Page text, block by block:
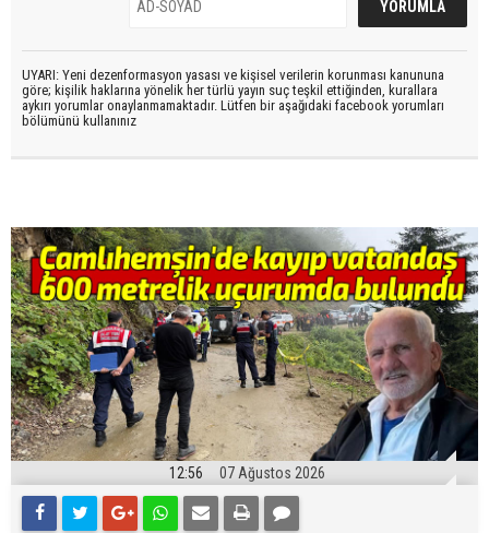
UYARI: Yeni dezenformasyon yasası ve kişisel verilerin korunması kanununa
göre; kişilik haklarına yönelik her türlü yayın suç teşkil ettiğinden, kurallara
aykırı yorumlar onaylanmamaktadır. Lütfen bir aşağıdaki facebook yorumları
bölümünü kullanınız
12:56 07 Ağustos 2026